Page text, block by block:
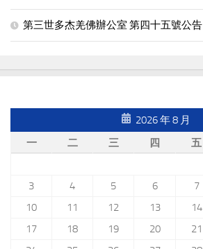
第三世多杰羌佛辦公室 第四十五號公告
2026 年 8 月
一
二 三 四 五
3
4 5 6 7
10
11 12 13 14
17
18 19 20 21